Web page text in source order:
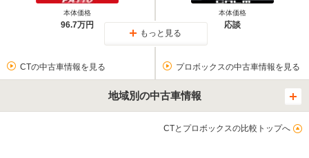
本体価格
96.7万円
本体価格
応談
もっと見る
CTの中古車情報を見る プロボックスの中古車情報を見る
地域別の中古車情報
CTとプロボックスの比較トップへ